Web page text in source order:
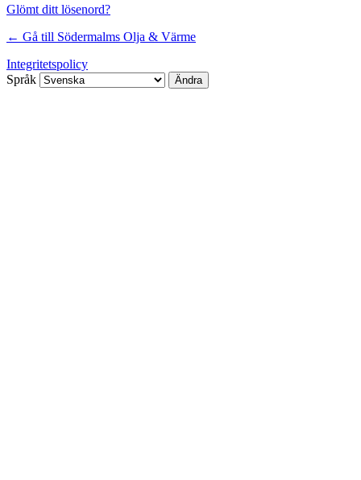
Glömt ditt lösenord?
← Gå till Södermalms Olja & Värme
Integritetspolicy
Språk